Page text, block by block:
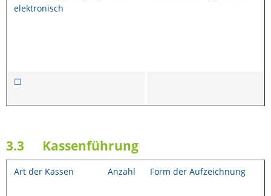
elektronisch
☐
3.3 Kassenführung
Art der Kassen Anzahl Form der Aufzeichnung